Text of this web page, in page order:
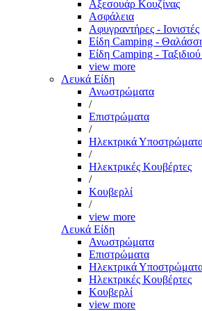
Αξεσουάρ Κουζίνας
Ασφάλεια
Αφυγραντήρες - Ιονιστές
Είδη Camping -
Είδη Camping -
view more
Λευκά Είδη
Ανωστρώματα
/
Επιστρώματα
/
Ηλεκτρικά
/
Ηλεκτρικές Κουβέρτες
/
Κουβερλί
/
view more
Λευκά Είδη
Ανωστρώματα
Επιστρώματα
Ηλεκτρικά
Ηλεκτρικές Κουβέρτες
Κουβερλί
view more